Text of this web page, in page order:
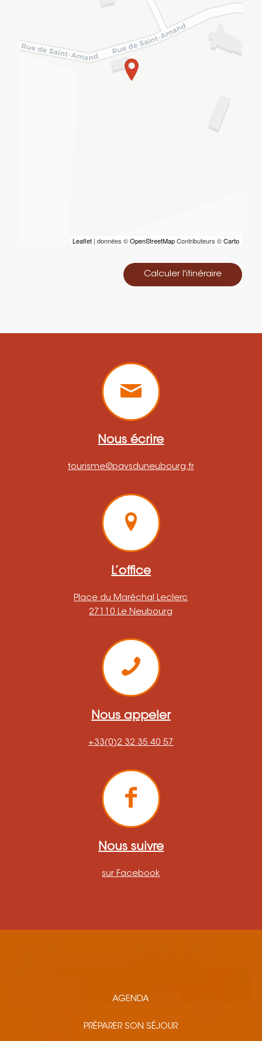
Leaflet | données ©OpenStreetMapContributeurs ©Carto
Calculer l'itinéraire
Nous écrire
tourisme@paysduneubourg.fr
L’office
Place du Maréchal Leclerc
27110 Le Neubourg
Nous appeler
+33(0)2 32 35 40 57
Nous suivre
sur Facebook
AGENDA
PRÉPARER SON SÉJOUR